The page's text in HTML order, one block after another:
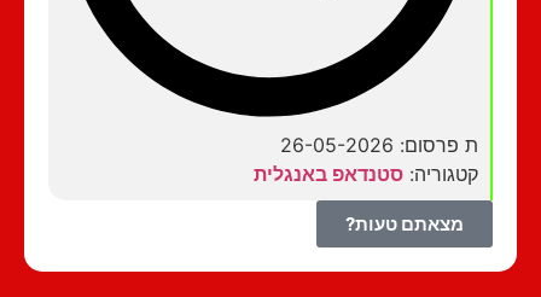
ת פרסום: 26-05-2026
קטגוריה:סטנדאפ באנגלית
מצאתם טעות?